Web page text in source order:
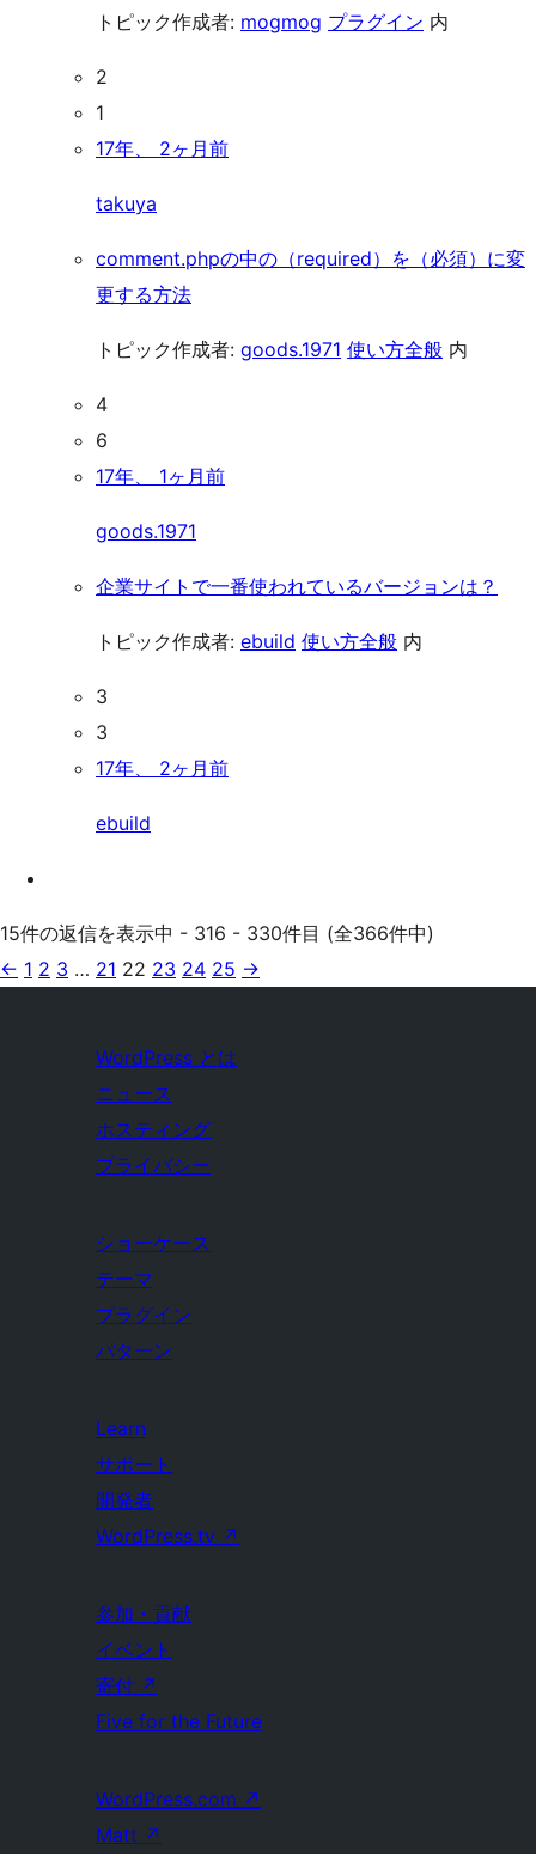
トピック作成者: mogmog プラグイン 内
2
1
17年、 2ヶ月前
takuya
comment.phpの中の（required）を（必須）に変
更する方法
トピック作成者: goods.1971 使い方全般 内
4
6
17年、 1ヶ月前
goods.1971
企業サイトで一番使われているバージョンは？
トピック作成者: ebuild 使い方全般 内
3
3
17年、 2ヶ月前
ebuild
15件の返信を表示中 - 316 - 330件目 (全366件中)
← 1 2 3 … 21 22 23 24 25 →
WordPress とは
ニュース
ホスティング
プライバシー
ショーケース
テーマ
プラグイン
パターン
Learn
サポート
開発者
WordPress.tv ↗
参加・貢献
イベント
寄付 ↗
Five for the Future
WordPress.com ↗
Matt ↗